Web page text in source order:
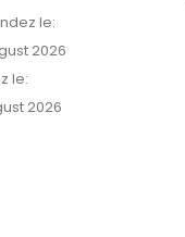
le:
2026
le:
2026